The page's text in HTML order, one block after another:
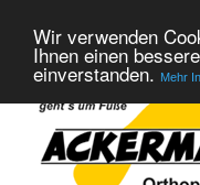
Wir verwenden
Ihnen einen
einverstanden. Mehr